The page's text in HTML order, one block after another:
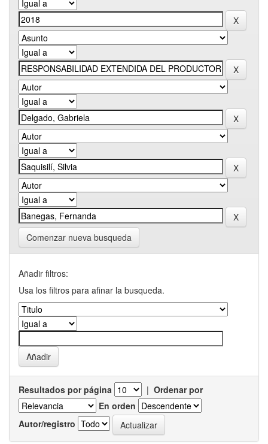
Comenzar nueva busqueda
Añadir filtros:
Usa los filtros para afinar la busqueda.
Resultados por página | Ordenar por
En orden
Autor/registro